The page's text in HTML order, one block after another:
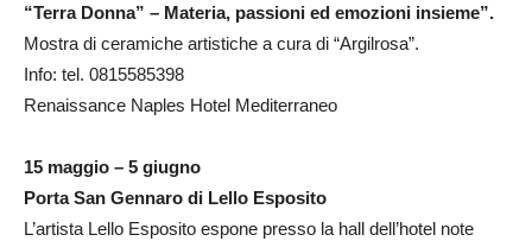
“Terra Donna” – Materia, passioni ed emozioni insieme”.
Mostra di ceramiche artistiche a cura di “Argilrosa”.
Info: tel. 0815585398
Renaissance Naples Hotel Mediterraneo
15 maggio – 5 giugno
Porta San Gennaro di Lello Esposito
L’artista Lello Esposito espone presso la hall dell’hotel note